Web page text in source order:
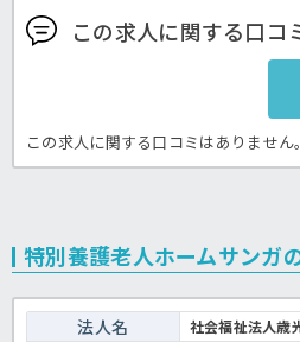
この求人に関する口コ
この求人に関する口コミはありません。
特別養護老人ホームサンガ
法人名 社会福祉法人歳